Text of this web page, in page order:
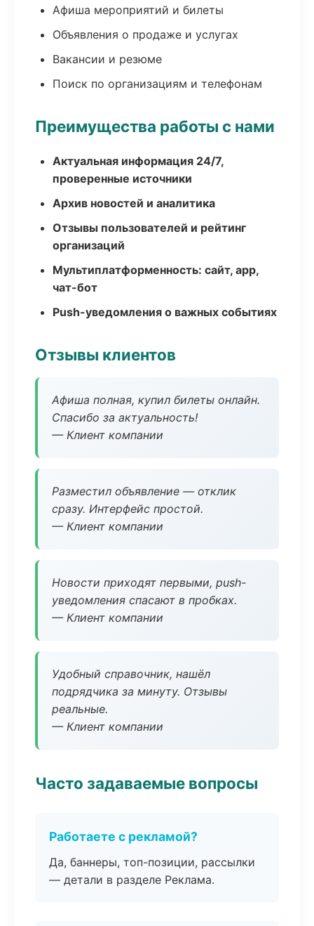
Афиша мероприятий и билеты
Объявления о продаже и услугах
Вакансии и резюме
Поиск по организациям и телефонам
Преимущества работы с нами
Актуальная информация 24/7,
проверенные источники
Архив новостей и аналитика
Отзывы пользователей и рейтинг
организаций
Мультиплатформенность: сайт, app,
чат-бот
Push-уведомления о важных событиях
Отзывы клиентов
Афиша полная, купил билеты онлайн.
Спасибо за актуальность!
— Клиент компании
Разместил объявление — отклик
сразу. Интерфейс простой.
— Клиент компании
Новости приходят первыми, push-
уведомления спасают в пробках.
— Клиент компании
Удобный справочник, нашёл
подрядчика за минуту. Отзывы
реальные.
— Клиент компании
Часто задаваемые вопросы
Работаете с рекламой?
Да, баннеры, топ-позиции, рассылки
— детали в разделе Реклама.